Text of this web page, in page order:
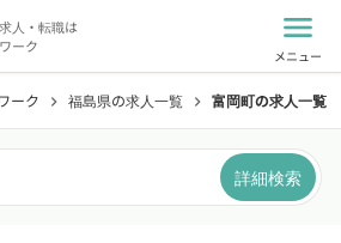
人・転職は
ーク
menu
メニュー
ーク chevron_right 福島県の求人一覧 chevron_right 富岡町の求人一覧
詳細検索